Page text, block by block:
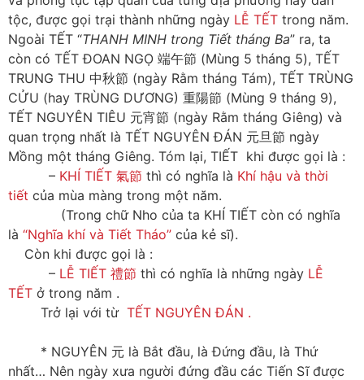
tộc, được gọi trại thành những ngày LỄ TẾT trong năm.
Ngoài TẾT “THANH MINH trong Tiết tháng Ba” ra, ta
còn có TẾT ĐOAN NGỌ 端午節 (Mùng 5 tháng 5), TẾT
TRUNG THU 中秋節 (ngày Rằm tháng Tám), TẾT TRÙNG
CỬU (hay TRÙNG DƯƠNG) 重陽節 (Mùng 9 tháng 9),
TẾT NGUYÊN TIÊU 元宵節 (ngày Rằm tháng Giêng) và
quan trọng nhất là TẾT NGUYÊN ĐÁN 元旦節 ngày
Mồng một tháng Giêng. Tóm lại, TIẾT khi được gọi là :
– KHÍ TIẾT 氣節 thì có nghĩa là Khí hậu và thời
tiết của mùa màng trong một năm.
(Trong chữ Nho của ta KHÍ TIẾT còn có nghĩa
là “Nghĩa khí và Tiết Tháo” của kẻ sĩ).
Còn khi được gọi là :
– LỄ TIẾT 禮節 thì có nghĩa là những ngày LỄ
TẾT ở trong năm .
Trở lại với từ TẾT NGUYÊN ĐÁN .
* NGUYÊN 元 là Bắt đầu, là Đứng đầu, là Thứ
nhất… Nên ngày xưa người đứng đầu các Tiến Sĩ được